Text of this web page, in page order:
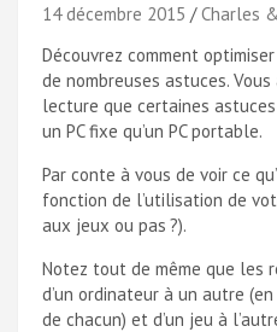
14 décembre 2015 Charles
Découvrez comment
de nombreuses astuces.
lecture que certaines
un PC fixe qu’un PC portable.
Par conte à vous de voir ce
fonction de l’utilisation de
aux jeux ou pas ?).
Notez tout de même que les
d’un ordinateur à un autre
de chacun) et d’un jeu à